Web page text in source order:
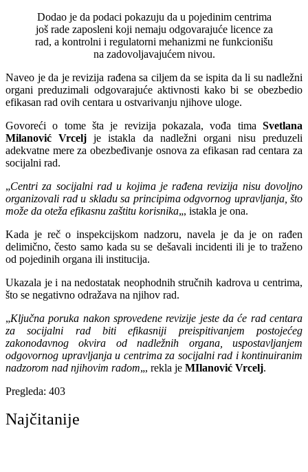
Dodao je da podaci pokazuju da u pojedinim centrima
još rade zaposleni koji nemaju odgovarajuće licence za
rad, a kontrolni i regulatorni mehanizmi ne funkcionišu
na zadovoljavajućem nivou.
Naveo je da je revizija rađena sa ciljem da se ispita da li su nadležni
organi preduzimali odgovarajuće aktivnosti kako bi se obezbedio
efikasan rad ovih centara u ostvarivanju njihove uloge.
Govoreći o tome šta je revizija pokazala, vođa tima Svetlana
Milanović Vrcelj je istakla da nadležni organi nisu preduzeli
adekvatne mere za obezbeđivanje osnova za efikasan rad centara za
socijalni rad.
„Centri za socijalni rad u kojima je rađena revizija nisu dovoljno
organizovali rad u skladu sa principima odgvornog upravljanja, što
može da oteža efikasnu zaštitu korisnika„, istakla je ona.
Kada je reč o inspekcijskom nadzoru, navela je da je on rađen
delimično, često samo kada su se dešavali incidenti ili je to traženo
od pojedinih organa ili institucija.
Ukazala je i na nedostatak neophodnih stručnih kadrova u centrima,
što se negativno odražava na njihov rad.
„Ključna poruka nakon sprovedene revizije jeste da će rad centara
za socijalni rad biti efikasniji preispitivanjem postojećeg
zakonodavnog okvira od nadležnih organa, uspostavljanjem
odgovornog upravljanja u centrima za socijalni rad i kontinuiranim
nadzorom nad njihovim radom„, rekla je MIlanović Vrcelj.
Pregleda: 403
Najčitanije